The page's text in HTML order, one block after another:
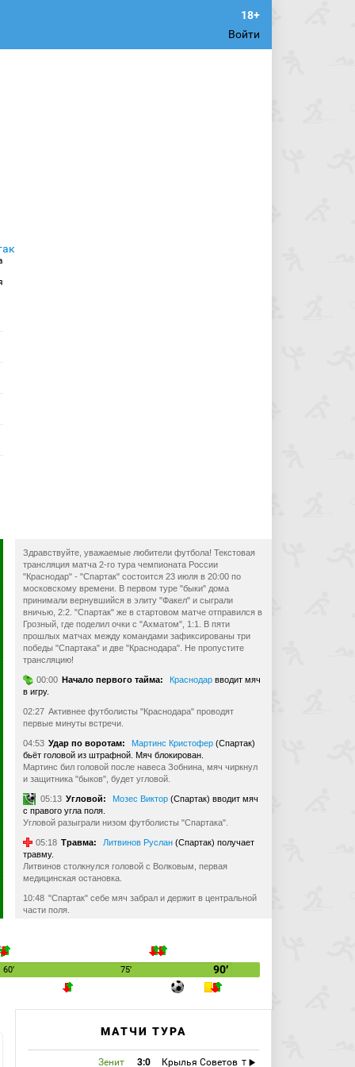
Войти
Здравствуйте, уважаемые любители футбола! Текстовая
трансляция матча 2-го тура чемпионата России
"Краснодар" - "Спартак" состоится 23 июля в 20:00 по
московскому времени. В первом туре "быки" дома
принимали вернувшийся в элиту "Факел" и сыграли
вничью, 2:2. "Спартак" же в стартовом матче отправился в
Грозный, где поделил очки с "Ахматом", 1:1. В пяти
прошлых матчах между командами зафиксированы три
победы "Спартака" и две "Краснодара". Не пропустите
трансляцию!
00:00 Начало первого тайма: Краснодар вводит мяч
в игру.
02:27 Активнее футболисты "Краснодара" проводят
первые минуты встречи.
04:53 Удар по воротам: Мартинс Кристофер (Спартак)
бьёт головой из штрафной. Мяч блокирован.
Мартинс бил головой после навеса Зобнина, мяч чиркнул
и защитника "быков", будет угловой.
05:13 Угловой: Мозес Виктор (Спартак) вводит мяч
с правого угла поля.
Угловой разыграли низом футболисты "Спартака".
05:18 Травма: Литвинов Руслан (Спартак) получает
травму.
Литвинов столкнулся головой с Волковым, первая
медицинская остановка.
10:48 "Спартак" себе мяч забрал и держит в центральной
части поля.
Дальний удар Сперцяна и мяч попадает в защитника
"Спартака".
мяч с левого угла поля.
мяч с левого угла поля.
Второй стандарт "быки" тоже разыграли, после чего
60′ 75′ 90′
МАТЧИ ТУРА
Зенит 3:0 Крылья Советов T